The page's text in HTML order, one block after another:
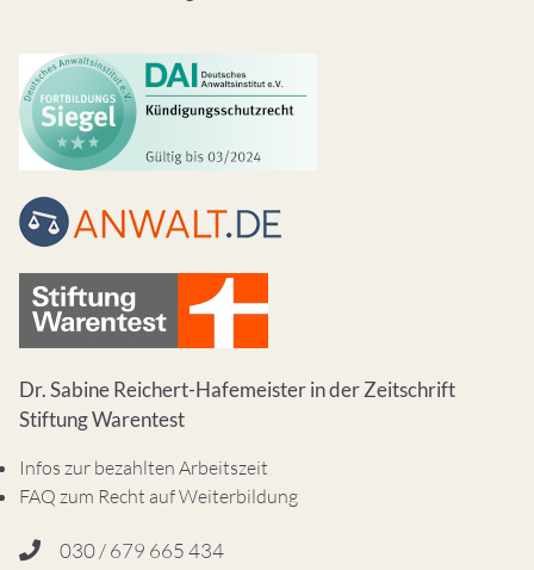
Dr. Sabine Reichert-Hafemeister in der Zeitschrift
Stiftung Warentest
Infos zur bezahlten Arbeitszeit
FAQ zum Recht auf Weiterbildung
030 / 679 665 434